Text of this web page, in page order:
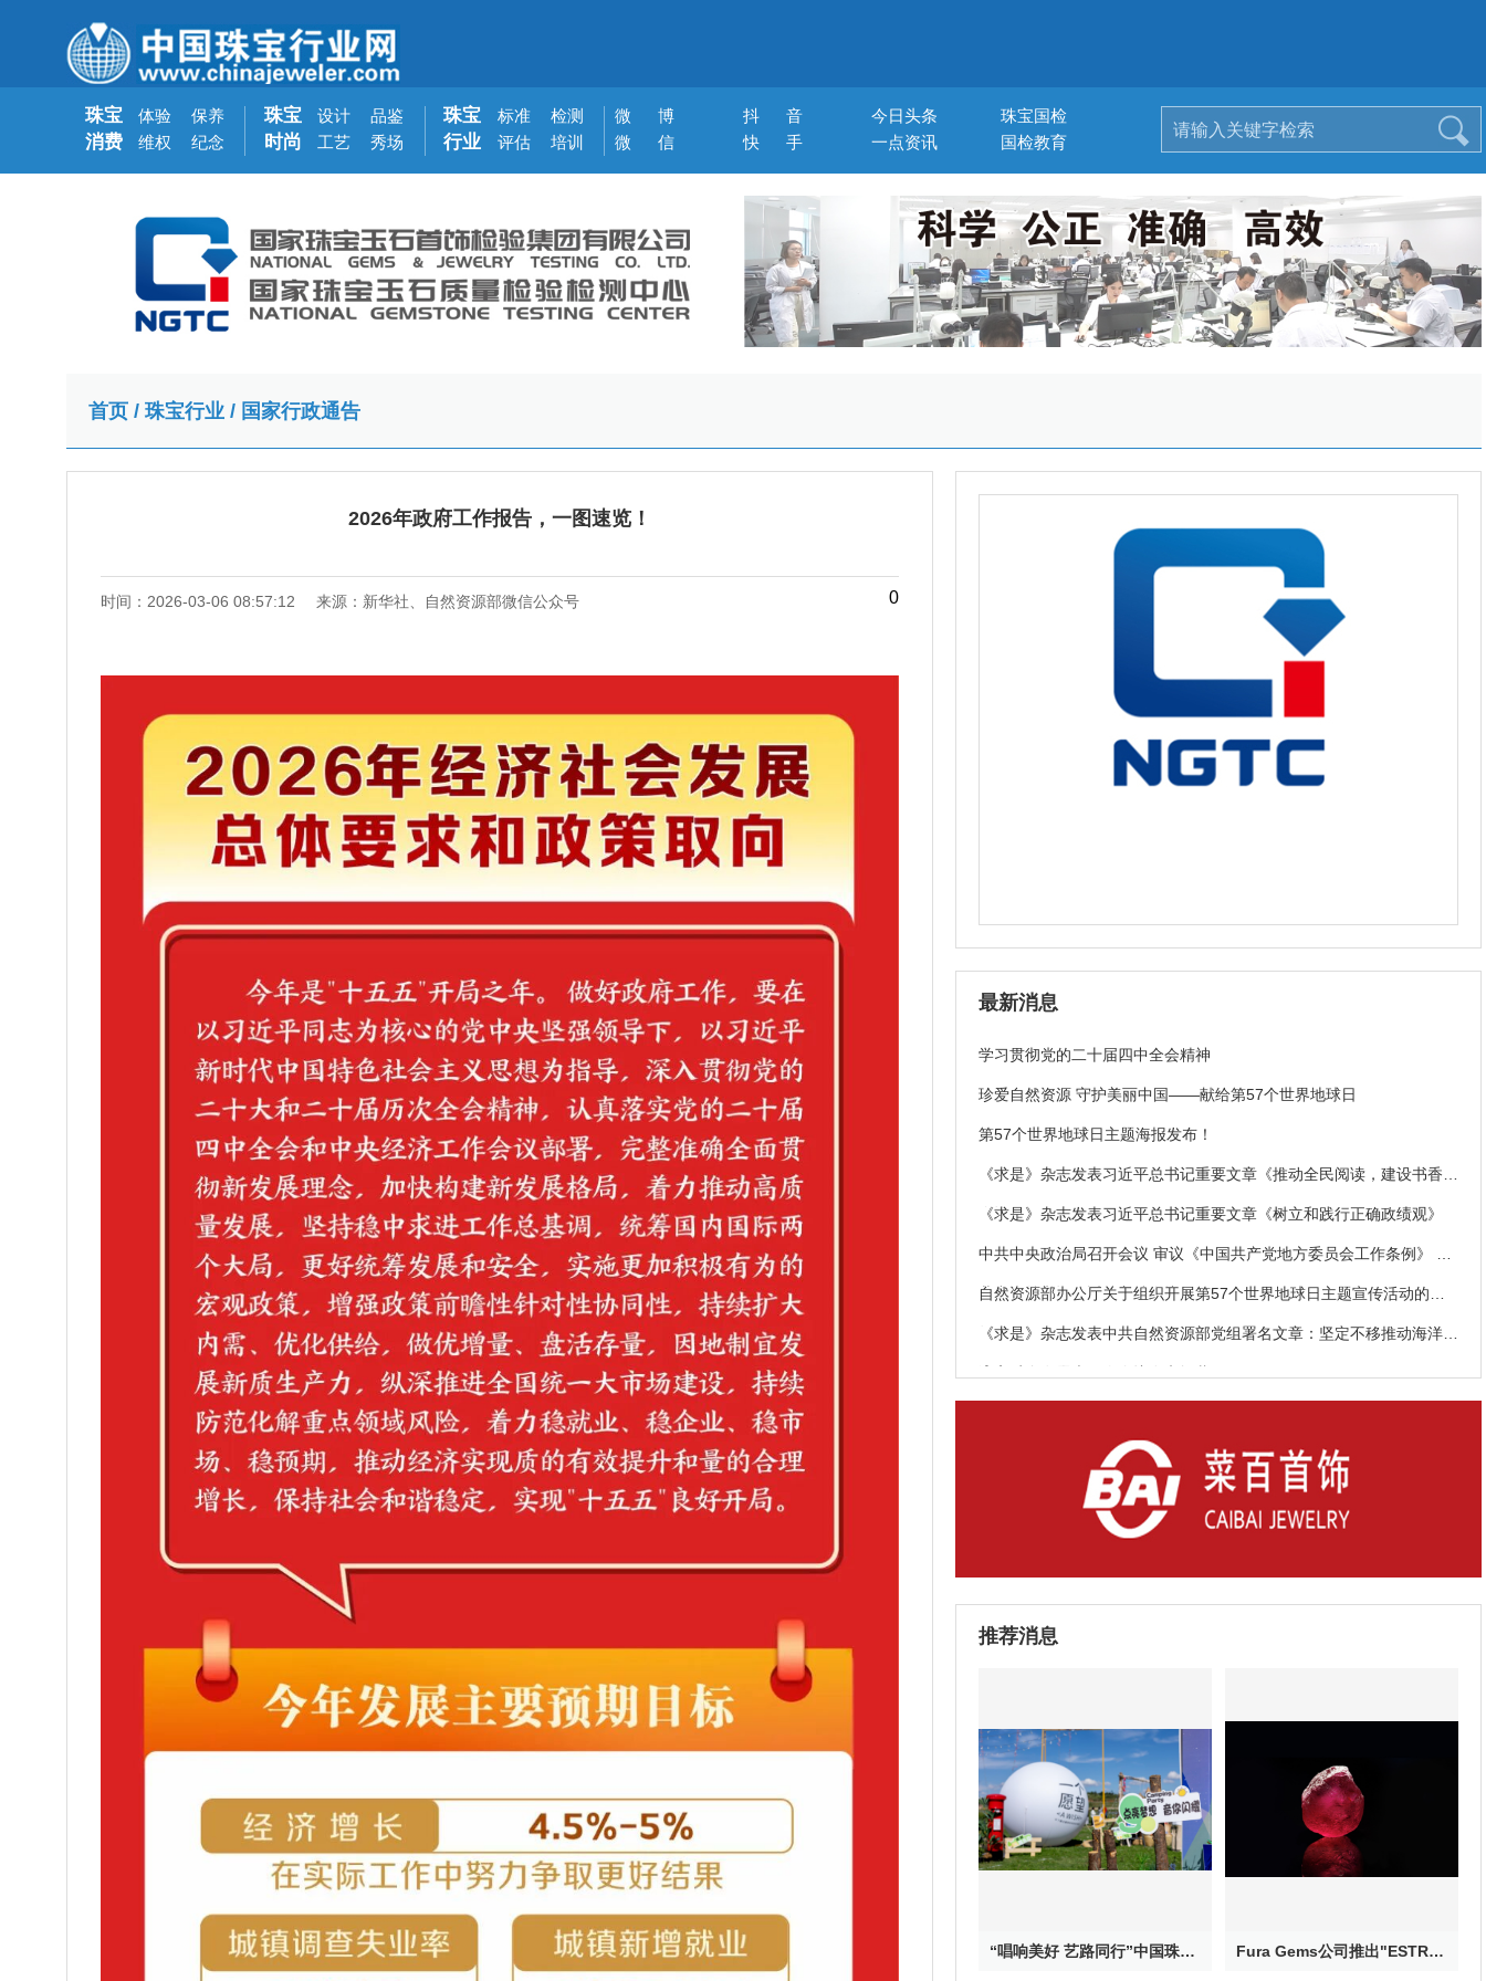
珠宝
消费
体验
维权
保养
纪念
珠宝
时尚
设计
工艺
品鉴
秀场
珠宝
行业
标准
评估
检测
培训
微 博
微 信
抖 音
快 手
今日头条
一点资讯
珠宝国检
国检教育
首页 / 珠宝行业 / 国家行政通告
2026年政府工作报告，一图速览！
时间：2026-03-06 08:57:12 来源：新华社、自然资源部微信公众号 0
最新消息
学习贯彻党的二十届四中全会精神
珍爱自然资源 守护美丽中国——献给第57个世界地球日
第57个世界地球日主题海报发布！
《求是》杂志发表习近平总书记重要文章《推动全民阅读，建设书香社
会》
《求是》杂志发表习近平总书记重要文章《树立和践行正确政绩观》
中共中央政治局召开会议 审议《中国共产党地方委员会工作条例》 中
共中央总书记习近平主持会议
自然资源部办公厅关于组织开展第57个世界地球日主题宣传活动的通
知
《求是》杂志发表中共自然资源部党组署名文章：坚定不移推动海洋经
推荐消息
“唱响美好 艺路同行”中国珠宝公益校园音乐季——大山里的星空音乐会在云南鲁甸浪漫上演 Fura Gems公司推出"ESTRELA DE FURA”